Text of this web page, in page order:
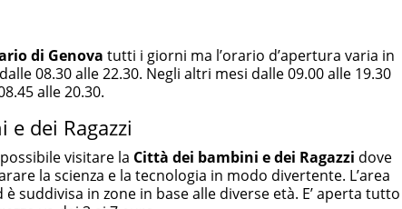
di Genova tutti i giorni ma l’orario d’apertura varia in
08.30 alle 22.30. Negli altri mesi dalle 09.00 alle 19.30
alle 20.30.
e dei Ragazzi
visitare la Città dei bambini e dei Ragazzi dove
la scienza e la tecnologia in modo divertente. L’area
suddivisa in zone in base alle diverse età. E’ aperta tutto